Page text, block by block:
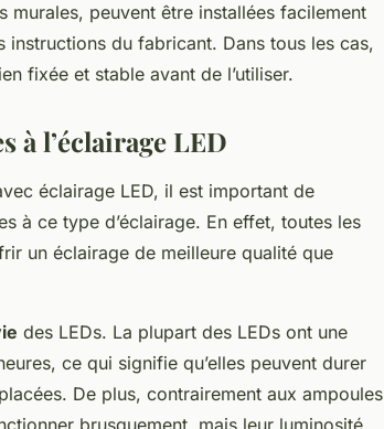
murales, peuvent être installées facilement
du fabricant. Dans tous les cas,
fixée et stable avant de l’utiliser.
à l’éclairage LED
éclairage LED, il est important de
à ce type d’éclairage. En effet, toutes les
un éclairage de meilleure qualité que
des LEDs. La plupart des LEDs ont une
ce qui signifie qu’elles peuvent durer
De plus, contrairement aux ampoules
brusquement, mais leur luminosité